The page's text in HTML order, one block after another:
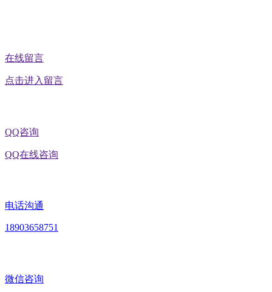
在线留言
点击进入留言
QQ咨询
QQ在线咨询
电话沟通
18903658751
微信咨询